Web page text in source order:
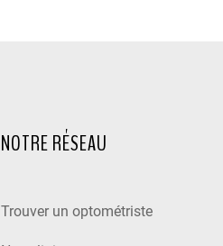
NOTRE RÉSEAU
Trouver un optométriste